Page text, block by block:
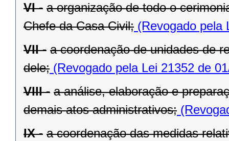
VI - a organização de todo o
Chefe da Casa Civil; (Revogado pela
VII - a coordenação de unidades de
dele; (Revogado pela Lei 21352 de
VIII - a análise, elaboração e
demais atos administrativos;
IX - a coordenação das medidas